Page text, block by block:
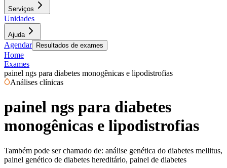
Serviços
Unidades
Ajuda
Agendar Resultados de exames
Home
Exames
painel ngs para diabetes monogênicas e lipodistrofias
Análises clínicas
painel ngs para diabetes
monogênicas e lipodistrofias
Também pode ser chamado de: análise genética do diabetes mellitus,
painel genético de diabetes hereditário, painel de diabetes